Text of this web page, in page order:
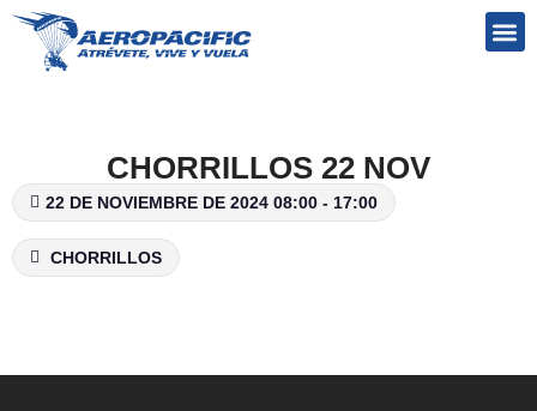
CHORRILLOS 22 NOV
22 DE NOVIEMBRE DE 2024 08:00 - 17:00
CHORRILLOS